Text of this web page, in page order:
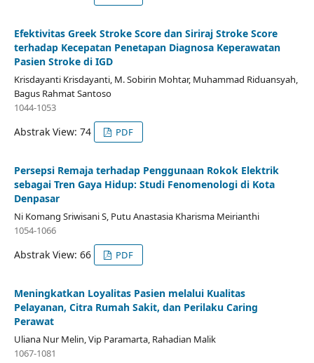
Efektivitas Greek Stroke Score dan Siriraj Stroke Score
terhadap Kecepatan Penetapan Diagnosa Keperawatan
Pasien Stroke di IGD
Krisdayanti Krisdayanti, M. Sobirin Mohtar, Muhammad Riduansyah,
Bagus Rahmat Santoso
1044-1053
Abstrak View: 74 PDF
Persepsi Remaja terhadap Penggunaan Rokok Elektrik
sebagai Tren Gaya Hidup: Studi Fenomenologi di Kota
Denpasar
Ni Komang Sriwisani S, Putu Anastasia Kharisma Meirianthi
1054-1066
Abstrak View: 66 PDF
Meningkatkan Loyalitas Pasien melalui Kualitas
Pelayanan, Citra Rumah Sakit, dan Perilaku Caring
Perawat
Uliana Nur Melin, Vip Paramarta, Rahadian Malik
1067-1081